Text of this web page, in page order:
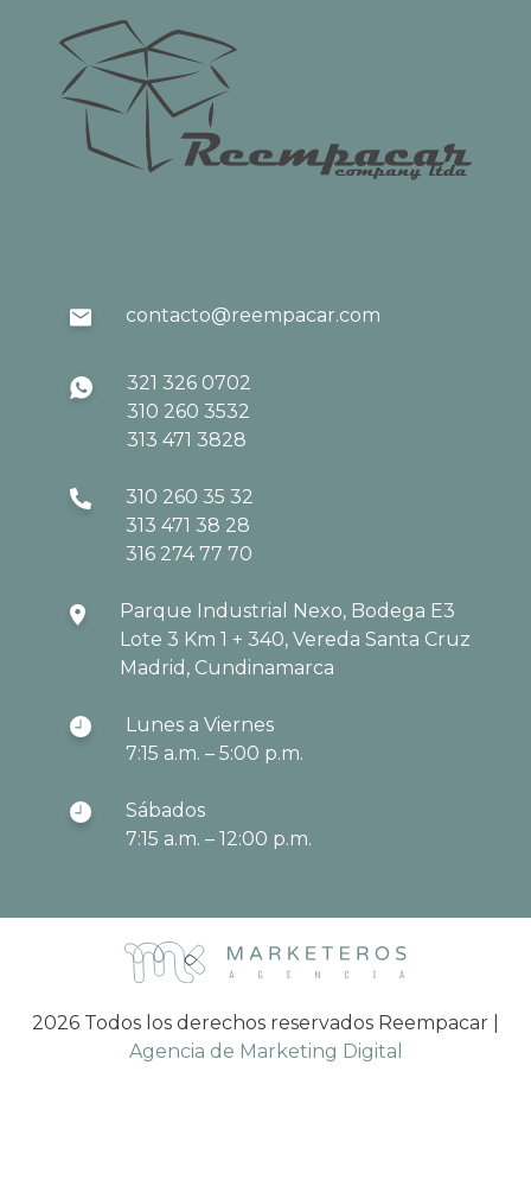
contacto@reempacar.com
321 326 0702
310 260 3532
313 471 3828
310 260 35 32
313 471 38 28
316 274 77 70
Parque Industrial Nexo, Bodega E3
Lote 3 Km 1 + 340, Vereda Santa Cruz
Madrid, Cundinamarca
Lunes a Viernes
7:15 a.m. – 5:00 p.m.
Sábados
7:15 a.m. – 12:00 p.m.
2026 Todos los derechos reservados Reempacar |
Agencia de Marketing Digital